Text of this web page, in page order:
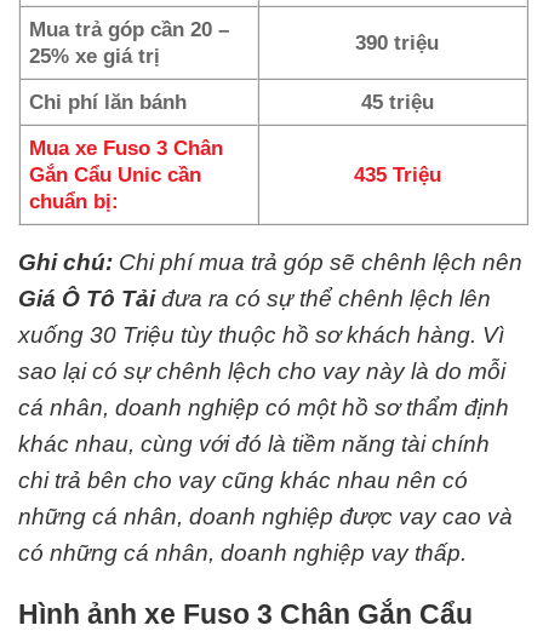
Mua trả góp cần 20 –
25% xe giá trị
390 triệu
Chi phí lăn bánh
45 triệu
Mua xe Fuso 3 Chân
Gắn Cẩu Unic cần
chuẩn bị:
435 Triệu
Ghi chú: Chi phí mua trả góp sẽ chênh lệch nên
Giá Ô Tô Tảiđưa ra có sự thể chênh lệch lên
xuống 30 Triệu tùy thuộc hồ sơ khách hàng. Vì
sao lại có sự chênh lệch cho vay này là do mỗi
cá nhân, doanh nghiệp có một hồ sơ thẩm định
khác nhau, cùng với đó là tiềm năng tài chính
chi trả bên cho vay cũng khác nhau nên có
những cá nhân, doanh nghiệp được vay cao và
có những cá nhân, doanh nghiệp vay thấp.
Hình ảnh xe Fuso 3 Chân Gắn Cẩu